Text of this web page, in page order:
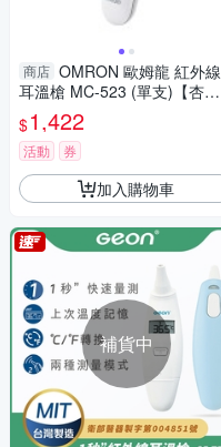
商店 OMRON 歐姆龍 紅外線
耳溫槍 MC-523 (單支)【杏
一】
$1,422
活動 券
加入購物車
補貨中